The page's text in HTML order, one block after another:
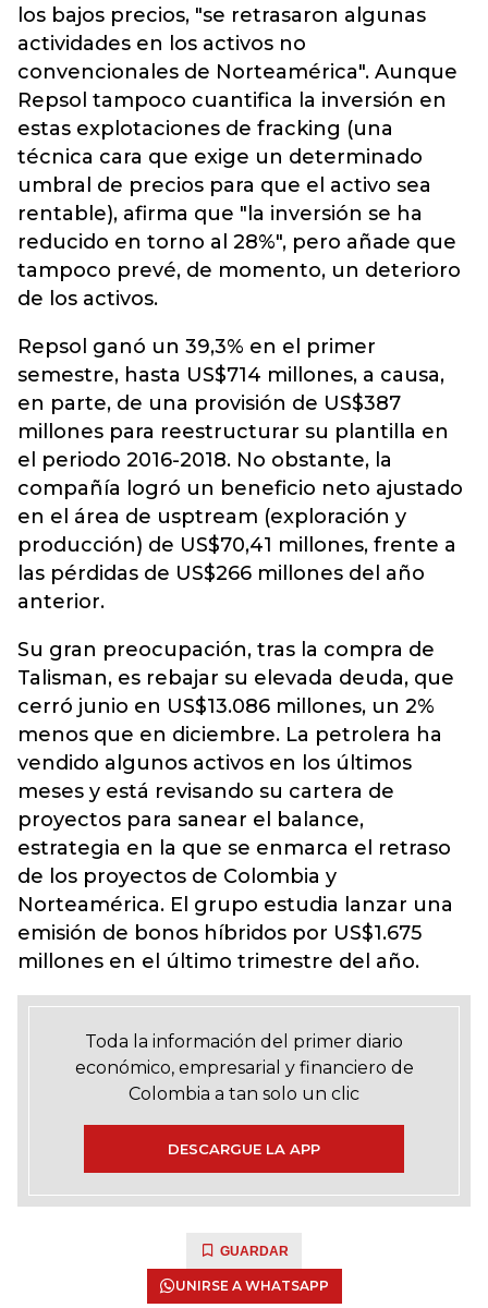
los bajos precios, "se retrasaron algunas
actividades en los activos no
convencionales de Norteamérica". Aunque
Repsol tampoco cuantifica la inversión en
estas explotaciones de fracking (una
técnica cara que exige un determinado
umbral de precios para que el activo sea
rentable), afirma que "la inversión se ha
reducido en torno al 28%", pero añade que
tampoco prevé, de momento, un deterioro
de los activos.
Repsol ganó un 39,3% en el primer
semestre, hasta US$714 millones, a causa,
en parte, de una provisión de US$387
millones para reestructurar su plantilla en
el periodo 2016-2018. No obstante, la
compañía logró un beneficio neto ajustado
en el área de usptream (exploración y
producción) de US$70,41 millones, frente a
las pérdidas de US$266 millones del año
anterior.
Su gran preocupación, tras la compra de
Talisman, es rebajar su elevada deuda, que
cerró junio en US$13.086 millones, un 2%
menos que en diciembre. La petrolera ha
vendido algunos activos en los últimos
meses y está revisando su cartera de
proyectos para sanear el balance,
estrategia en la que se enmarca el retraso
de los proyectos de Colombia y
Norteamérica. El grupo estudia lanzar una
emisión de bonos híbridos por US$1.675
millones en el último trimestre del año.
Toda la información del primer diario
económico, empresarial y financiero de
Colombia a tan solo un clic
DESCARGUE LA APP
GUARDAR
UNIRSE A WHATSAPP